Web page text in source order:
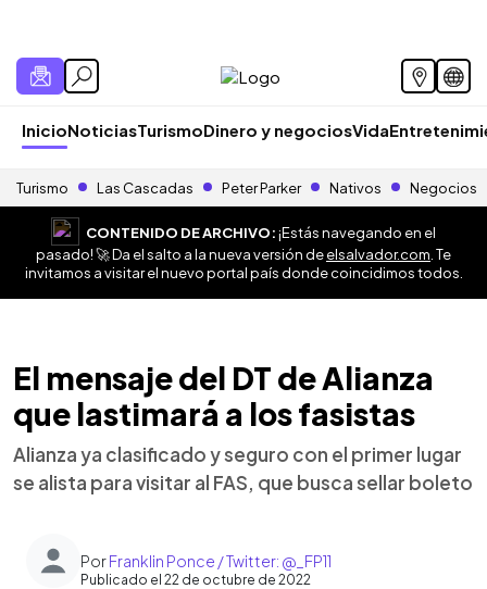
InicioNoticiasTurismoDinero y negociosVida
Turismo Las Cascadas Peter Parker Nativos Negocios
CONTENIDO DE ARCHIVO:¡Estás navegando en el
pasado! 🚀 Da el salto a la nueva versión deelsalvador.com . Te
invitamos a visitar el nuevo portal país donde coincidimos todos.
El mensaje del DT de Alianza
que lastimará a los fasistas
Alianza ya clasificado y seguro con el primer lugar
se alista para visitar al FAS, que busca sellar boleto
PorFranklin Ponce / Twitter: @_FP11
Publicado el 22 de octubre de 2022